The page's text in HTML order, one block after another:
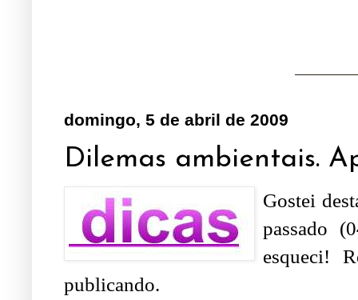
domingo, 5 de abril de 2009
Dilemas ambientais.
Gostei
passado
esqueci!
publicando.